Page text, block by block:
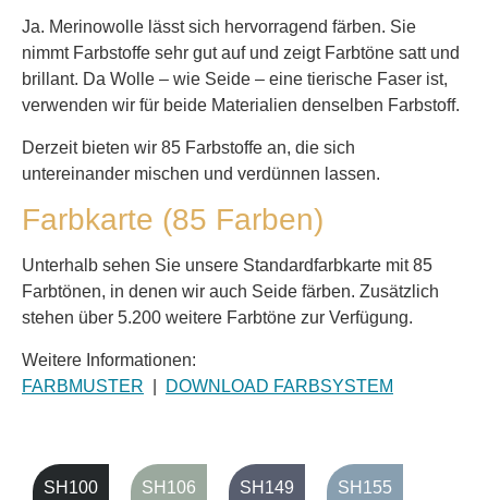
Ja. Merinowolle lässt sich hervorragend färben. Sie
nimmt Farbstoffe sehr gut auf und zeigt Farbtöne satt und
brillant. Da Wolle – wie Seide – eine tierische Faser ist,
verwenden wir für beide Materialien denselben Farbstoff.
Derzeit bieten wir 85 Farbstoffe an, die sich
untereinander mischen und verdünnen lassen.
Farbkarte (85 Farben)
Unterhalb sehen Sie unsere Standardfarbkarte mit 85
Farbtönen, in denen wir auch Seide färben. Zusätzlich
stehen über 5.200 weitere Farbtöne zur Verfügung.
Weitere Informationen:
FARBMUSTER
DOWNLOAD FARBSYSTEM
SH100 SH106 SH149 SH155